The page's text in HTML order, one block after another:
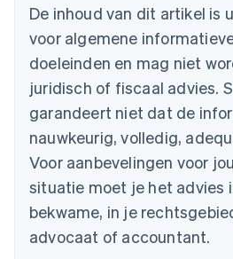
De inhoud van dit artikel is
voor algemene
doeleinden en mag niet
juridisch of fiscaal advies.
garandeert niet dat de
nauwkeurig, volledig,
Voor aanbevelingen voor
situatie moet je het advies
bekwame, in je
advocaat of accountant.
Brazilië
PortuguêsEnglish
Bulgarije
English
Canada
English Français
Cyprus
English
Denemarken
Duitsland
DeutschEnglish
Estland
English